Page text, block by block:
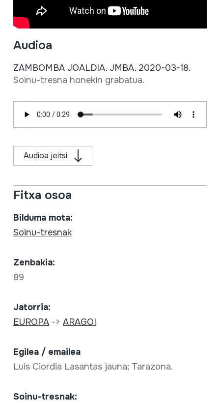
Audioa
ZAMBOMBA JOALDIA. JMBA. 2020-03-18.
Soinu-tresna honekin grabatua.
Audioa jeitsi
Fitxa osoa
Bilduma mota:
Soinu-tresnak
Zenbakia:
89
Jatorria:
EUROPA-> ARAGOI
Egilea / emailea
Luis Ciordia Lasantas jauna; Tarazona.
Soinu-tresnak: